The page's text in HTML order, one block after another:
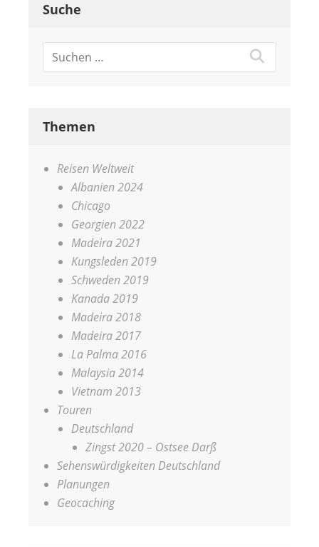
Suche
Themen
Reisen Weltweit
Albanien 2024
Chicago
Georgien 2022
Madeira 2021
Kungsleden 2019
Schweden 2019
Kanada 2019
Madeira 2018
Madeira 2017
La Palma 2016
Malaysia 2014
Vietnam 2013
Touren
Deutschland
Zingst 2020 – Ostsee Darß
Sehenswürdigkeiten Deutschland
Planungen
Geocaching